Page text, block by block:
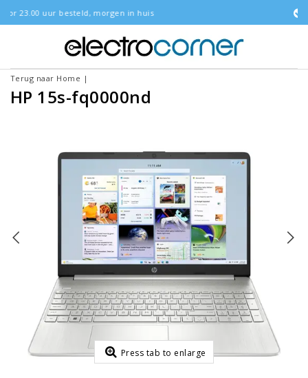
in huis
Terug naar Home |
HP 15s-fq0000nd
Press tab to enlarge